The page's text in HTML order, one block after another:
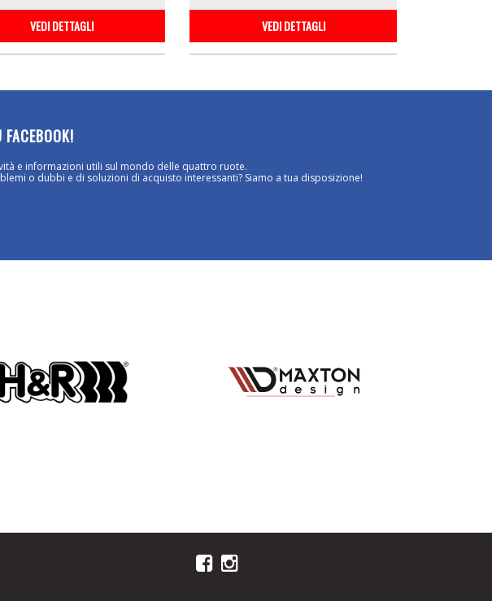
VEDI DETTAGLI
VEDI DETTAGLI
e informazioni utili sul mondo delle quattro ruote.
o dubbi e di soluzioni di acquisto interessanti? Siamo a tua disposizione!